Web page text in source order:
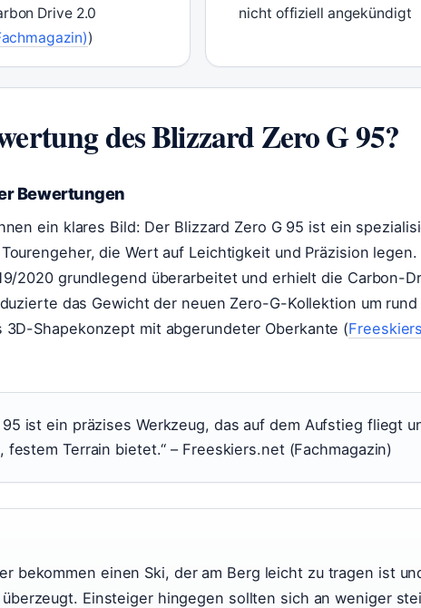
Drive 2.0
)
nicht offiziell angekündigt
des Blizzard Zero G 95?
Bewertungen
ein klares Bild: Der Blizzard Zero G 95 ist ein
die Wert auf Leichtigkeit und Präzision legen.
2020 grundlegend überarbeitet und erhielt die Carbon-
das Gewicht der neuen Zero-G-Kollektion um rund
3D-Shapekonzept mit abgerundeter Oberkante (
95 ist ein präzises Werkzeug, das auf dem Aufstieg fliegt
festem Terrain bietet.“ – Freeskiers.net (Fachmagazin)
bekommen einen Ski, der am Berg leicht zu tragen ist
Einsteiger hingegen sollten sich an weniger